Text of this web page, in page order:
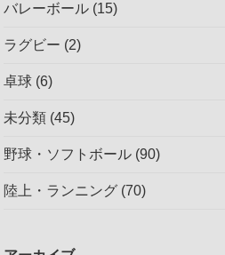
バレーボール (15)
ラグビー (2)
卓球 (6)
未分類 (45)
野球・ソフトボール (90)
陸上・ランニング (70)